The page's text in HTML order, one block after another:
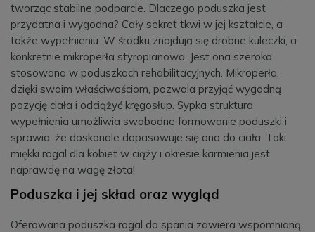
tworząc stabilne podparcie. Dlaczego poduszka jest
przydatna i wygodna? Cały sekret tkwi w jej kształcie, a
także wypełnieniu. W środku znajdują się drobne kuleczki, a
konkretnie mikroperła styropianowa. Jest ona szeroko
stosowana w poduszkach rehabilitacyjnych. Mikroperła,
dzięki swoim właściwościom, pozwala przyjąć wygodną
pozycję ciała i odciążyć kręgosłup. Sypka struktura
wypełnienia umożliwia swobodne formowanie poduszki i
sprawia, że doskonale dopasowuje się ona do ciała. Taki
miękki rogal dla kobiet w ciąży i okresie karmienia jest
naprawdę na wagę złota!
Poduszka i jej skład oraz wygląd
Oferowana poduszka rogal do spania zawiera wspomnianą